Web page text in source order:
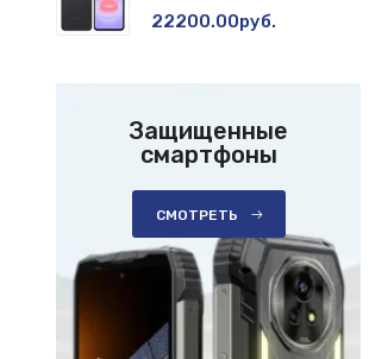
22200.00руб.
Защищенные
смартфоны
СМОТРЕТЬ